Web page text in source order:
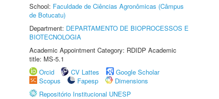
School: Faculdade de Ciências Agronômicas (Câmpus
de Botucatu)
Department: DEPARTAMENTO DE BIOPROCESSOS E
BIOTECNOLOGIA
Academic Appointment Category: RDIDP Academic
title: MS-5.1
Orcid
CV Lattes
Google Scholar
Scopus
Fapesp
Dimensions
Repositório Institucional UNESP